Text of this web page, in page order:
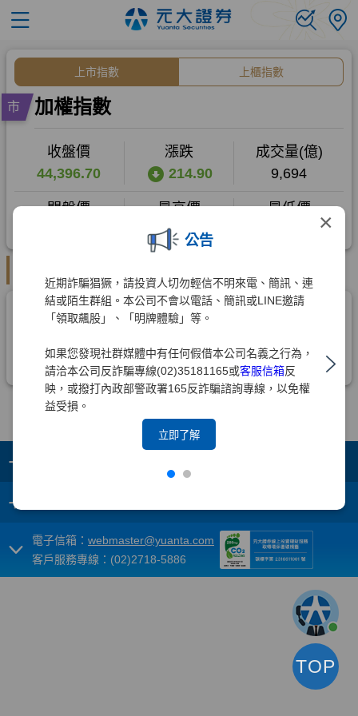
×
公告
近期詐騙猖獗，請投資人切勿輕信不明來電、簡訊、連
結或陌生群組。本公司不會以電話、簡訊或LINE邀請
「領取飆股」、「明牌體驗」等。
如果您發現社群媒體中有任何假借本公司名義之行為，
請洽本公司反詐騙專線(02)35181165或客服信箱反
映，或撥打內政部警政署165反詐騙諮詢專線，以免權
益受損。
立即了解
+
+
電子信箱： webmaster@yuanta.com
客戶服務專線：(02)2718-5886
TOP